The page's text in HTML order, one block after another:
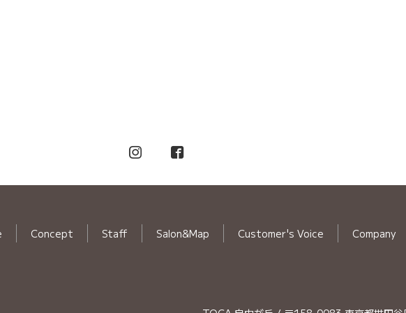
Concept Staff Salon&Map Customer's Voice Company